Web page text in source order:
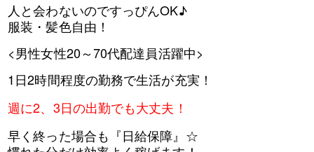
人と会わないのですっぴんOK♪
服装・髪色自由！
<男性女性20～70代配達員活躍中>
1日2時間程度の勤務で生活が充実！
週に2、3日の出勤でも大丈夫！
早く終った場合も『日給保障』☆